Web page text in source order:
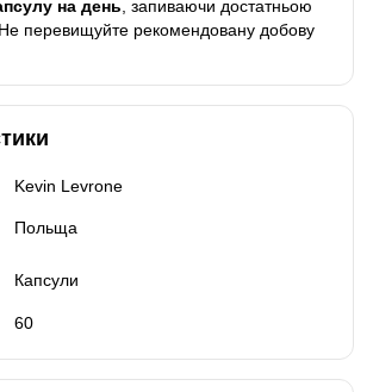
на день , запиваючи достатньою
Не перевищуйте рекомендовану добову
Kevin Levrone
Польща
Капсули
60